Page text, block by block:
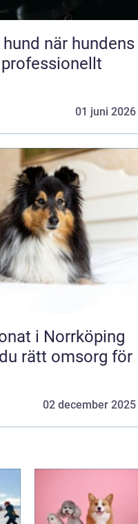
hundens
01 juni 2026
i Norrköping
rätt omsorg för
02 december 2025